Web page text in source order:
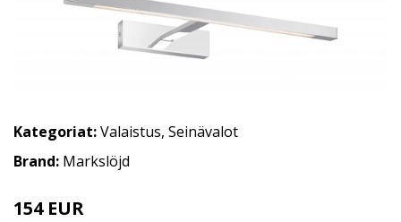
Kategoriat:Valaistus, Seinävalot
Brand: Markslöjd
154 EUR